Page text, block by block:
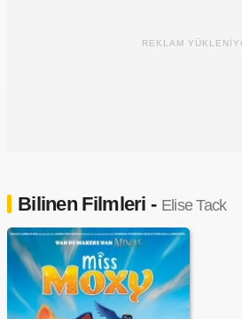
REKLAM
Bilinen Filmleri - Elise Tack